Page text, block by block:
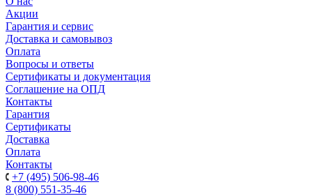
Акции
Гарантия и сервис
Доставка и самовывоз
Оплата
Вопросы и ответы
Сертификаты и документация
Соглашение на ОПД
Контакты
Гарантия
Сертификаты
Доставка
Оплата
Контакты
+7 (495) 506-98-46
8 (800) 551-35-46